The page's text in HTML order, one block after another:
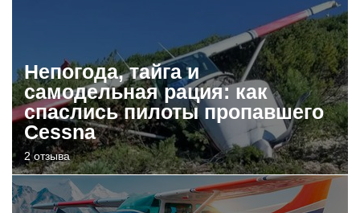
Непогода, тайга и
самодельная рация: как
спаслись пилоты пропавшего
Cessna
2 отзыва